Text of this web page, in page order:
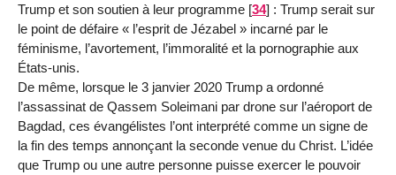
Trump et son soutien à leur programme [34] : Trump serait sur
le point de défaire « l’esprit de Jézabel » incarné par le
féminisme, l’avortement, l’immoralité et la pornographie aux
États-unis.
De même, lorsque le 3 janvier 2020 Trump a ordonné
l’assassinat de Qassem Soleimani par drone sur l’aéroport de
Bagdad, ces évangélistes l’ont interprété comme un signe de
la fin des temps annonçant la seconde venue du Christ. L’idée
que Trump ou une autre personne puisse exercer le pouvoir